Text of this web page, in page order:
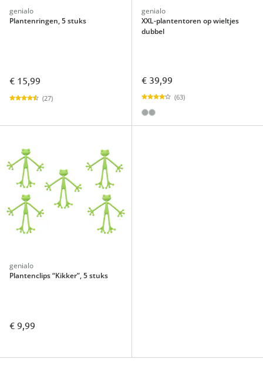
genialo
Plantenringen, 5 stuks
€ 15,99
(27)
genialo
XXL-plantentoren op wieltjes
dubbel
€ 39,99
(63)
genialo
Plantenclips “Kikker”, 5 stuks
€ 9,99